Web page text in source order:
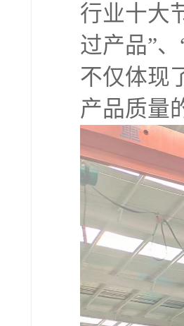
行业十大
过产品”
不仅体现
产品质量